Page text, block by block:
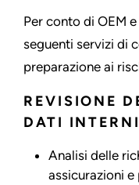
Per conto di OEM
seguenti servizi di
preparazione ai
REVISIONE
DATI
Analisi delle
assicurazioni